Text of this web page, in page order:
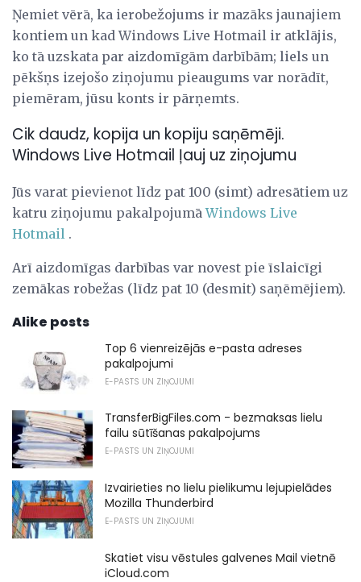
Ņemiet vērā, ka ierobežojums ir mazāks jaunajiem
kontiem un kad Windows Live Hotmail ir atklājis,
ko tā uzskata par aizdomīgām darbībām; liels un
pēkšņs izejošo ziņojumu pieaugums var norādīt,
piemēram, jūsu konts ir pārņemts.
Cik daudz, kopija un kopiju saņēmēji.
Windows Live Hotmail ļauj uz ziņojumu
Jūs varat pievienot līdz pat 100 (simt) adresātiem uz
katru ziņojumu pakalpojumāWindows Live
Hotmail .
Arī aizdomīgas darbības var novest pie īslaicīgi
zemākas robežas (līdz pat 10 (desmit) saņēmējiem).
Alike posts
Top 6 vienreizējās e-pasta adreses
pakalpojumi
E-PASTS UN ZIŅOJUMI
TransferBigFiles.com - bezmaksas lielu
failu sūtīšanas pakalpojums
E-PASTS UN ZIŅOJUMI
Izvairieties no lielu pielikumu lejupielādes
Mozilla Thunderbird
E-PASTS UN ZIŅOJUMI
Skatiet visu vēstules galvenes Mail vietnē
iCloud.com